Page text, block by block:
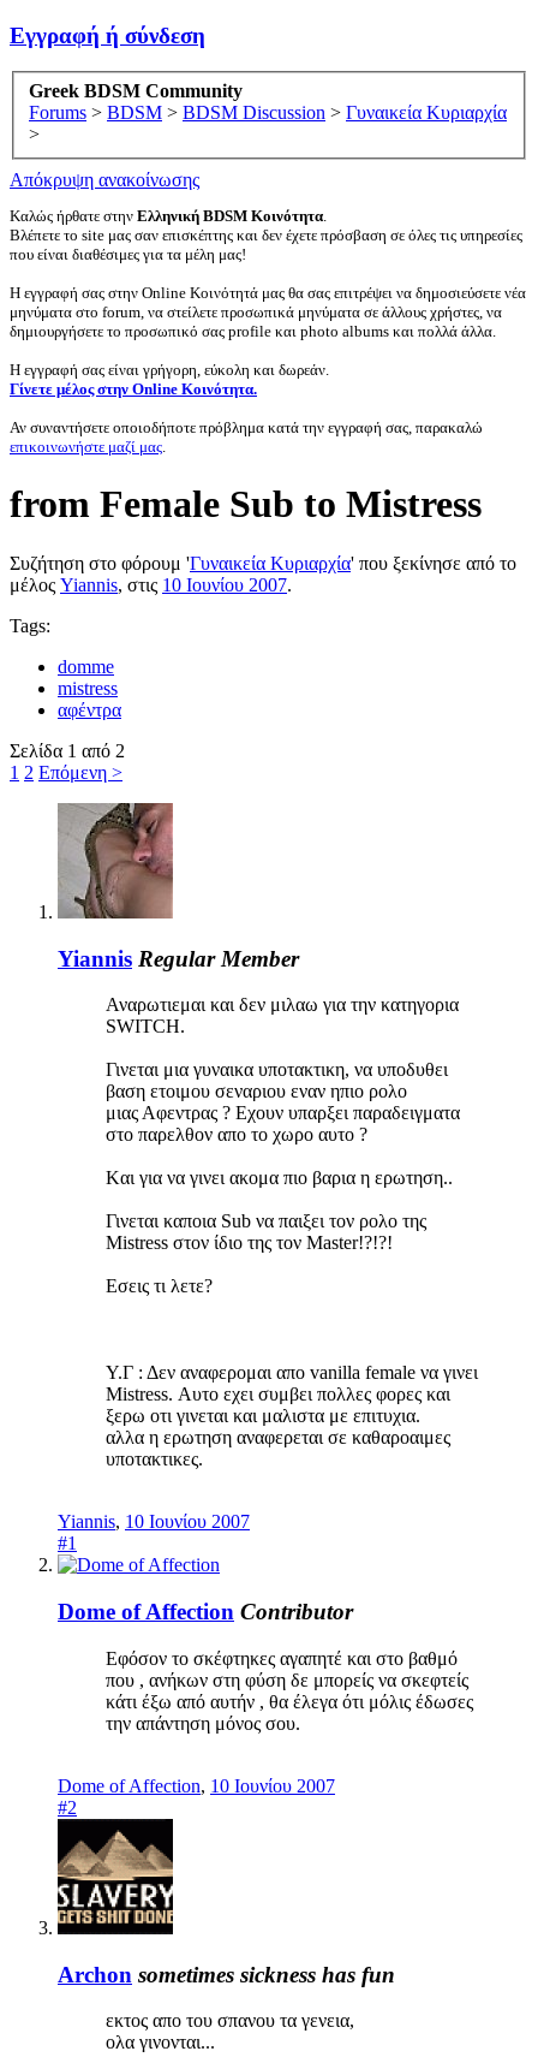
Εγγραφή ή σύνδεση
Greek BDSM Community
Forums > BDSM > BDSM Discussion > Γυναικεία Κυριαρχία
>
Απόκρυψη ανακοίνωσης
Καλώς ήρθατε στην Ελληνική BDSM Κοινότητα.
Βλέπετε το site μας σαν επισκέπτης και δεν έχετε πρόσβαση σε όλες τις υπηρεσίες
που είναι διαθέσιμες για τα μέλη μας!
Η εγγραφή σας στην Online Κοινότητά μας θα σας επιτρέψει να δημοσιεύσετε νέα
μηνύματα στο forum, να στείλετε προσωπικά μηνύματα σε άλλους χρήστες, να
δημιουργήσετε το προσωπικό σας profile και photo albums και πολλά άλλα.
Η εγγραφή σας είναι γρήγορη, εύκολη και δωρεάν.
Γίνετε μέλος στην Online Κοινότητα.
Αν συναντήσετε οποιοδήποτε πρόβλημα κατά την εγγραφή σας, παρακαλώ
επικοινωνήστε μαζί μας.
from Female Sub to Mistress
Συζήτηση στο φόρουμ 'Γυναικεία Κυριαρχία' που ξεκίνησε από το
μέλος Yiannis, στις 10 Ιουνίου 2007.
Tags:
domme
mistress
αφέντρα
Σελίδα 1 από 2
1 2 Επόμενη >
Yiannis Regular Member
Αναρωτιεμαι και δεν μιλαω για την κατηγορια
SWITCH.
Γινεται μια γυναικα υποτακτικη, να υποδυθει
βαση ετοιμου σεναριου εναν ηπιο ρολο
μιας Αφεντρας ? Εχουν υπαρξει παραδειγματα
στο παρελθον απο το χωρο αυτο ?
Kαι για να γινει ακομα πιο βαρια η ερωτηση..
Γινεται καποια Sub να παιξει τον ρολο της
Mistress στον ίδιο της τον Master!?!?!
Εσεις τι λετε?
Y.Γ : Δεν αναφερομαι απο vanilla female να γινει
Mistress. Αυτο εχει συμβει πολλες φορες και
ξερω οτι γινεται και μαλιστα με επιτυχια.
αλλα η ερωτηση αναφερεται σε καθαροαιμες
υποτακτικες.
Yiannis, 10 Ιουνίου 2007
#1
Dome of Affection Contributor
Εφόσον το σκέφτηκες αγαπητέ και στο βαθμό
που , ανήκων στη φύση δε μπορείς να σκεφτείς
κάτι έξω από αυτήν , θα έλεγα ότι μόλις έδωσες
την απάντηση μόνος σου.
Dome of Affection, 10 Ιουνίου 2007
#2
Archon sometimes sickness has fun
εκτος απο του σπανου τα γενεια,
ολα γινονται...